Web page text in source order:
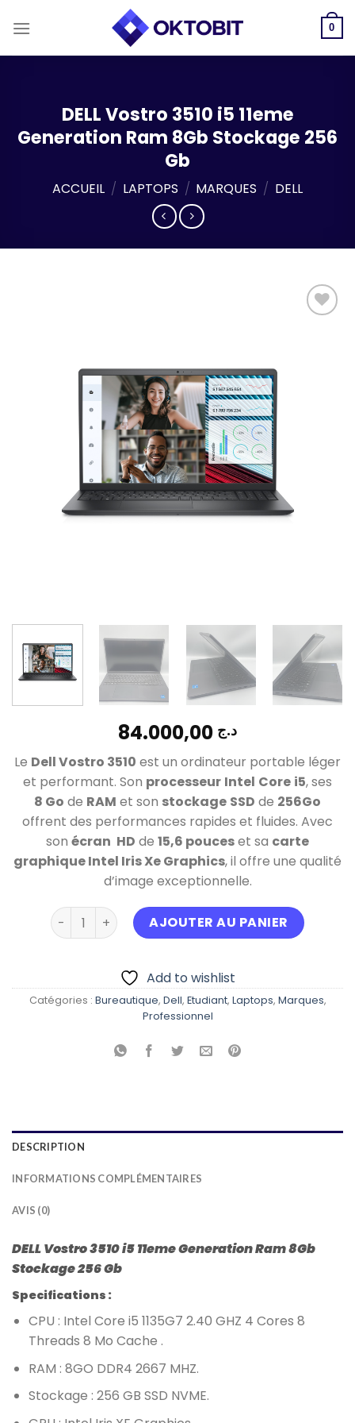
0
DELL Vostro 3510 i5 11eme
Generation Ram 8Gb Stockage 256
Gb
ACCUEIL / LAPTOPS / MARQUES / DELL
د.ج
Le Dell Vostro 3510 est un ordinateur portable léger
et performant. Son processeur Intel Core i5, ses
8 Go de RAM et son stockage SSD de 256Go
offrent des performances rapides et fluides. Avec
son écran HD de 15,6 pouceset sa carte
graphique Intel Iris Xe Graphics, il offre une qualité
d’image exceptionnelle.
quantité de DELL Vostro 3510 i5 11eme
AJOUTER AU PANIER
Add to wishlist
Catégories : Bureautique, Dell, Etudiant, Laptops, Marques,
Professionnel
DESCRIPTION
INFORMATIONS COMPLÉMENTAIRES
AVIS (0)
DELL Vostro 3510 i5 11eme Generation Ram 8Gb
Stockage 256 Gb
Specifications :
CPU : Intel Core i5 1135G7 2.40 GHZ 4 Cores 8
Threads 8 Mo Cache .
RAM : 8GO DDR4 2667 MHZ.
Stockage : 256 GB SSD NVME.